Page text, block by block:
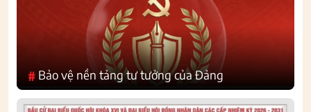
# Bảo vệ nền tảng tư tưởng của Đảng